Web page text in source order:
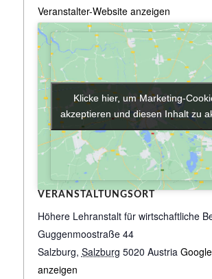
Veranstalter-Website anzeigen
VERANSTALTUNGSORT
Höhere Lehranstalt für wirtschaftliche
Guggenmoostraße 44
Salzburg, Salzburg 5020 Austria
anzeigen
Klicke hier, um Marketing-
akzeptieren und diesen Inhalt zu
Klicke hier, um Marketing-
akzeptieren und diesen Inhalt zu